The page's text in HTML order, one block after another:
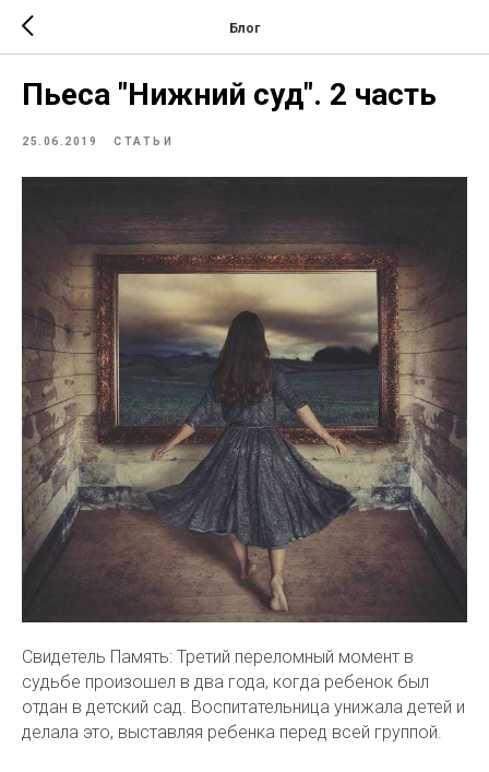
Блог
Пьеса "Нижний суд". 2 часть
25.06.2019 СТАТЬИ
Свидетель Память: Третий переломный момент в
судьбе произошел в два года, когда ребенок был
отдан в детский сад. Воспитательница унижала детей и
делала это, выставляя ребенка перед всей группой.